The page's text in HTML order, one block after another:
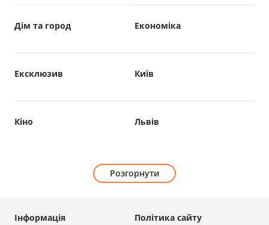
Дім та город Економіка
Ексклюзив Київ
Кіно Львів
Розгорнути
Політика сайту
Інформація